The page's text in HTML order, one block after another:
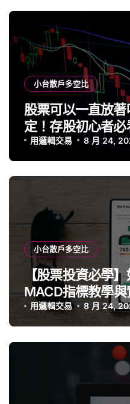
小台散戶多空比
股票可以一直放
定！存股初心者
用邏輯交易 8 月 24,
小台散戶多空比
【股票投資必學
MACD指標教學與
用邏輯交易 8 月 24,